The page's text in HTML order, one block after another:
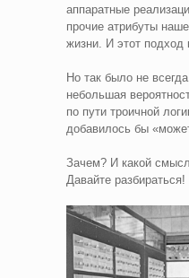
аппаратные
прочие атрибуты
жизни. И этот подход
Но так было не
небольшая
по пути троичной
добавилось бы
Зачем? И какой
Давайте разбираться!